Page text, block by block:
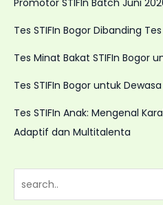
Promotor STIFIn Batch Juni
Tes STIFIn Bogor Dibanding
Tes Minat Bakat STIFIn Bogor
Tes STIFIn Bogor untuk Dewasa
Tes STIFIn Anak: Mengenal
Adaptif dan Multitalenta
e